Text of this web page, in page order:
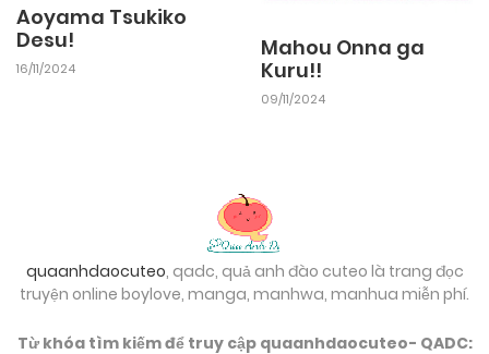
Aoyama Tsukiko
Desu!
16/11/2024
Mahou Onna ga
Kuru!!
09/11/2024
quaanhdaocuteo, qadc, quả anh đào cuteo là trang đọc
truyện online boylove, manga, manhwa, manhua miễn phí.
Từ khóa tìm kiếm để truy cập quaanhdaocuteo- QADC: